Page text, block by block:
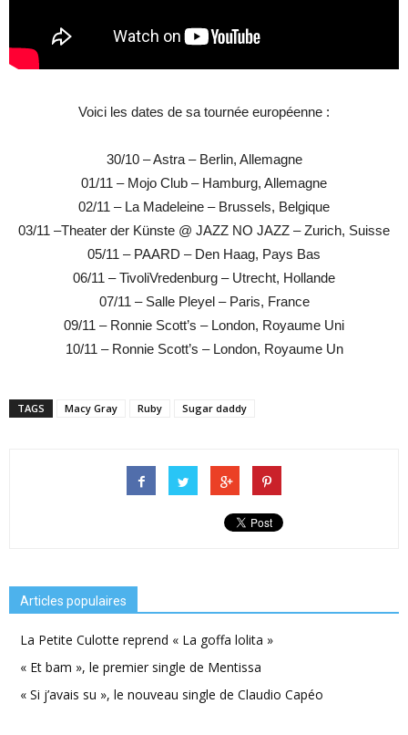
Voici les dates de sa tournée européenne :
30/10 – Astra – Berlin, Allemagne
01/11 – Mojo Club – Hamburg, Allemagne
02/11 – La Madeleine – Brussels, Belgique
03/11 –Theater der Künste @ JAZZ NO JAZZ – Zurich, Suisse
05/11 – PAARD – Den Haag, Pays Bas
06/11 – TivoliVredenburg – Utrecht, Hollande
07/11 – Salle Pleyel – Paris, France
09/11 – Ronnie Scott’s – London, Royaume Uni
10/11 – Ronnie Scott’s – London, Royaume Un
TAGS Macy Gray Ruby Sugar daddy
Articles populaires
La Petite Culotte reprend « La goffa lolita »
« Et bam », le premier single de Mentissa
« Si j’avais su », le nouveau single de Claudio Capéo